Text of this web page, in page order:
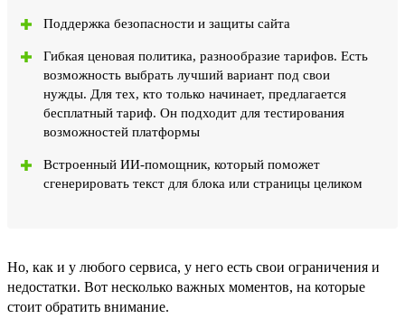
Поддержка безопасности и защиты сайта
Гибкая ценовая политика, разнообразие тарифов. Есть
возможность выбрать лучший вариант под свои
нужды. Для тех, кто только начинает, предлагается
бесплатный тариф. Он подходит для тестирования
возможностей платформы
Встроенный ИИ-помощник, который поможет
сгенерировать текст для блока или страницы целиком
Но, как и у любого сервиса, у него есть свои ограничения и
недостатки. Вот несколько важных моментов, на которые
стоит обратить внимание.